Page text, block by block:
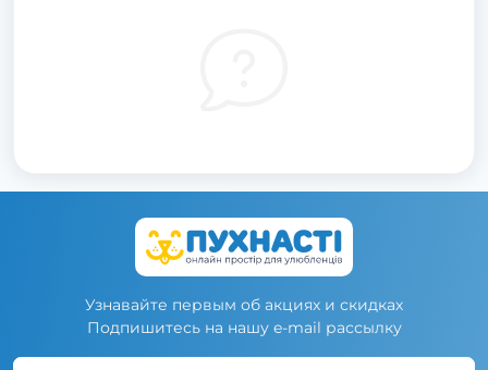
Узнавайте первым об акциях и скидках
Подпишитесь на нашу e-mail рассылку